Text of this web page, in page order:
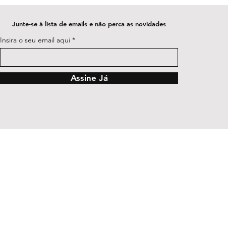
Junte-se à lista de emails e não perca as novidades
Insira o seu email aqui
Assine Já